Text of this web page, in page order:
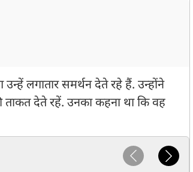
लगातार समर्थन देते रहे हैं. उन्होंने
देते रहें. उनका कहना था कि वह